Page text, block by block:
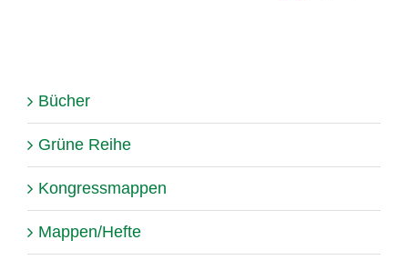
Bücher
Grüne Reihe
Kongressmappen
Mappen/Hefte